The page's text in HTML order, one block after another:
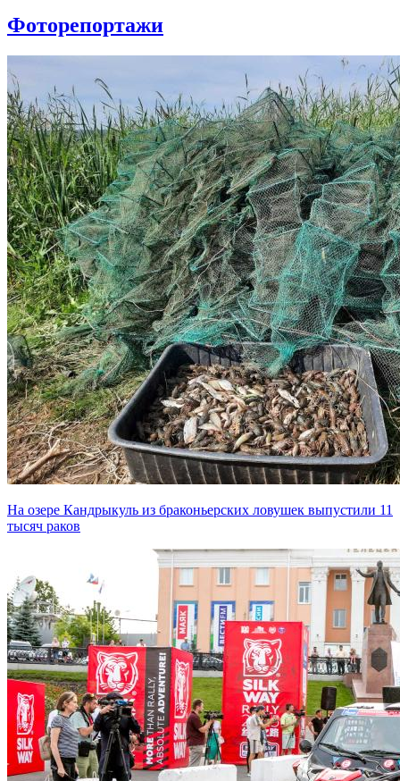
Фоторепортажи
На озере Кандрыкуль из браконьерских ловушек выпустили 11
тысяч раков